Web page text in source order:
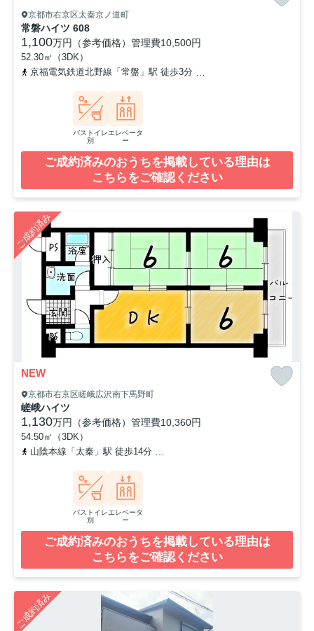
京都市右京区太秦京ノ道町
常磐ハイツ 608
1,100万円（参考価格） 管理費10,500円
52.30㎡（3DK）
京福電気鉄道北野線「常盤」駅 徒歩3分
バストイレ
別
エレベータ
ー
ご成約済みのおうちを掲載している理由は
こちらをご確認ください
ご成約済み
NEW
京都市右京区嵯峨広沢南下馬野町
嵯峨ハイツ
1,130万円（参考価格） 管理費10,360円
54.50㎡（3DK）
山陰本線「太秦」駅 徒歩14分
バストイレ
別
エレベータ
ー
ご成約済みのおうちを掲載している理由は
こちらをご確認ください
ご成約済み